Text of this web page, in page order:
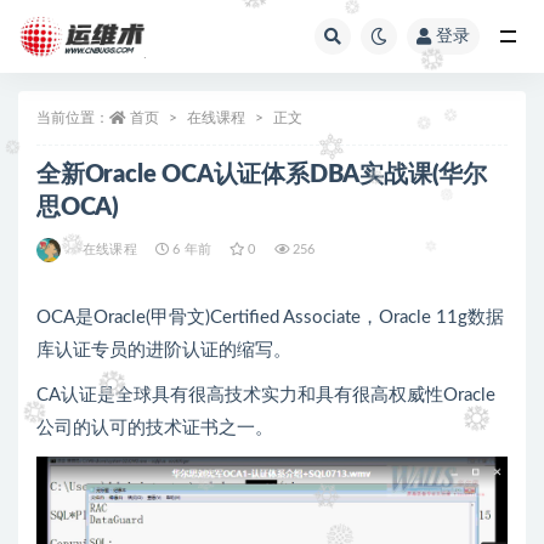
登录
当前位置： 首页 在线课程 正文
全新Oracle OCA认证体系DBA实战课(华尔
思OCA)
在线课程 6 年前 0 256
OCA是Oracle(甲骨文)Certified Associate，Oracle 11g数据
库认证专员的进阶认证的缩写。
CA认证是全球具有很高技术实力和具有很高权威性Oracle
公司的认可的技术证书之一。